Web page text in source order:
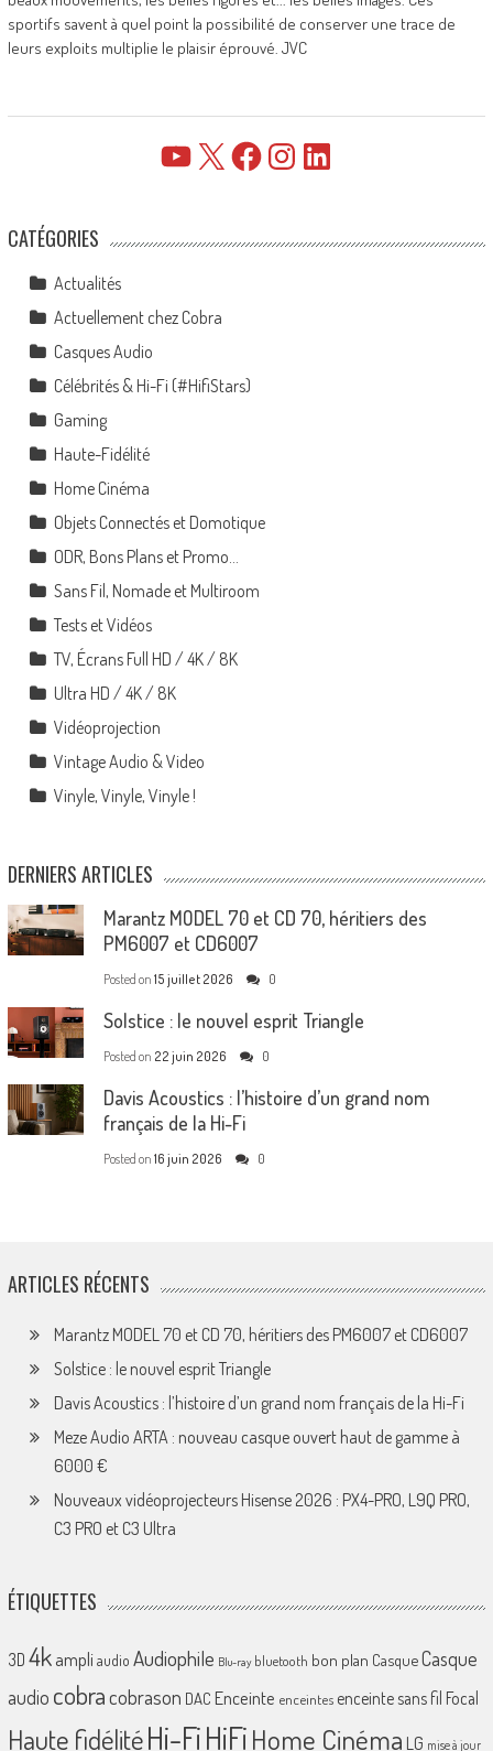
sportifs savent à quel point la possibilité de conserver une trace de
leurs exploits multiplie le plaisir éprouvé. JVC
YouTube FacebookInstagramLinkedIn
CATÉGORIES
Actualités
Actuellement chez Cobra
Casques Audio
Célébrités & Hi-Fi (#HifiStars)
Gaming
Haute-Fidélité
Home Cinéma
Objets Connectés et Domotique
ODR, Bons Plans et Promo…
Sans Fil, Nomade et Multiroom
Tests et Vidéos
TV, Écrans Full HD / 4K / 8K
Ultra HD / 4K / 8K
Vidéoprojection
Vintage Audio & Video
Vinyle, Vinyle, Vinyle !
DERNIERS ARTICLES
Marantz MODEL 70 et CD 70, héritiers des
PM6007 et CD6007
Posted on 15 juillet 2026 0
Solstice : le nouvel esprit Triangle
Posted on 22 juin 2026 0
Davis Acoustics : l’histoire d’un grand nom
français de la Hi-Fi
Posted on 16 juin 2026 0
ARTICLES RÉCENTS
Marantz MODEL 70 et CD 70, héritiers des PM6007 et CD6007
Solstice : le nouvel esprit Triangle
Davis Acoustics : l’histoire d’un grand nom français de la Hi-Fi
Meze Audio ARTA : nouveau casque ouvert haut de gamme à
6000 €
Nouveaux vidéoprojecteurs Hisense 2026 : PX4-PRO, L9Q PRO,
C3 PRO et C3 Ultra
ÉTIQUETTES
3D 4k ampliaudio Audiophile Blu-ray bluetooth bon plan CasqueCasque
audio cobracobrason DAC Enceinte enceintes enceinte sans fil Focal
Haute fidélitéHi-FiHiFiHome Cinéma LG mise à jour